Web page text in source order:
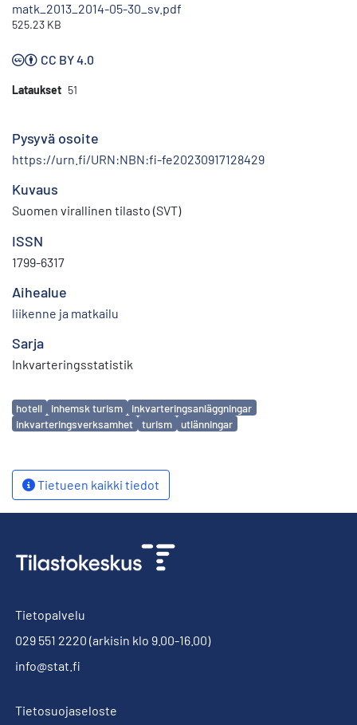
matk_2013_2014-05-30_sv.pdf
525.23 KB
CC BY 4.0
Lataukset 51
Pysyvä osoite
https://urn.fi/URN:NBN:fi-fe20230917128429
Kuvaus
Suomen virallinen tilasto (SVT)
ISSN
1799-6317
Aihealue
liikenne ja matkailu
Sarja
Inkvarteringsstatistik
Avainsanat
hotell inhemsk turism
inkvarteringsanläggningar
inkvarteringsverksamhet
turism utlänningar
Tietueen kaikki tiedot
Tietopalvelu
029 551 2220 (arkisin klo 9.00-16.00)
info@stat.fi
Tietosuojaseloste